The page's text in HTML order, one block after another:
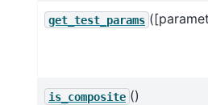
get_test_params
is_composite ()